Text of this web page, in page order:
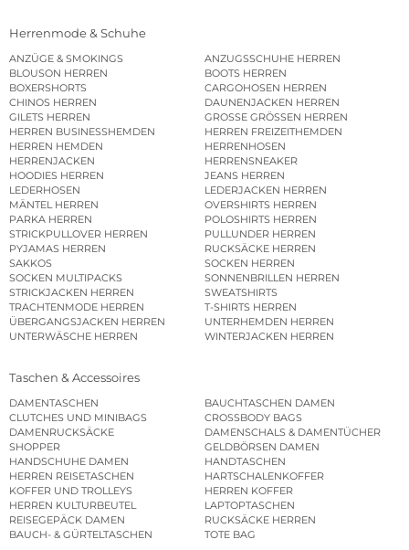
Herrenmode & Schuhe
ANZÜGE & SMOKINGS
ANZUGSSCHUHE HERREN
BLOUSON HERREN
BOOTS HERREN
BOXERSHORTS
CARGOHOSEN HERREN
CHINOS HERREN
DAUNENJACKEN HERREN
GILETS HERREN
GROSSE GRÖSSEN HERREN
HERREN BUSINESSHEMDEN
HERREN FREIZEITHEMDEN
HERREN HEMDEN
HERRENHOSEN
HERRENJACKEN
HERRENSNEAKER
HOODIES HERREN
JEANS HERREN
LEDERHOSEN
LEDERJACKEN HERREN
MÄNTEL HERREN
OVERSHIRTS HERREN
PARKA HERREN
POLOSHIRTS HERREN
STRICKPULLOVER HERREN
PULLUNDER HERREN
PYJAMAS HERREN
RUCKSÄCKE HERREN
SAKKOS
SOCKEN HERREN
SOCKEN MULTIPACKS
SONNENBRILLEN HERREN
STRICKJACKEN HERREN
SWEATSHIRTS
TRACHTENMODE HERREN
T-SHIRTS HERREN
ÜBERGANGSJACKEN HERREN
UNTERHEMDEN HERREN
UNTERWÄSCHE HERREN
WINTERJACKEN HERREN
Taschen & Accessoires
DAMENTASCHEN
BAUCHTASCHEN DAMEN
CLUTCHES UND MINIBAGS
CROSSBODY BAGS
DAMENRUCKSÄCKE
DAMENSCHALS & DAMENTÜCHER
SHOPPER
GELDBÖRSEN DAMEN
HANDSCHUHE DAMEN
HANDTASCHEN
HERREN REISETASCHEN
HARTSCHALENKOFFER
KOFFER UND TROLLEYS
HERREN KOFFER
HERREN KULTURBEUTEL
LAPTOPTASCHEN
REISEGEPÄCK DAMEN
RUCKSÄCKE HERREN
BAUCH- & GÜRTELTASCHEN
TOTE BAG